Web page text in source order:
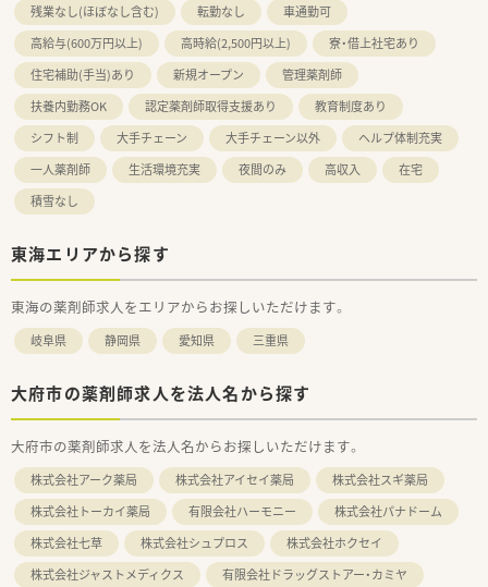
残業なし(ほぼなし含む)
転勤なし
車通勤可
高給与(600万円以上)
高時給(2,500円以上)
寮・借上社宅あり
住宅補助(手当)あり
新規オープン
管理薬剤師
扶養内勤務OK
認定薬剤師取得支援あり
教育制度あり
シフト制
大手チェーン 大手チェーン以外
ヘルプ体制充実
一人薬剤師
生活環境充実 夜間のみ 高収入
在宅
積雪なし
東海エリアから探す
東海の薬剤師求人をエリアからお探しいただけます。
岐阜県 静岡県 愛知県 三重県
大府市の薬剤師求人を法人名から探す
大府市の薬剤師求人を法人名からお探しいただけます。
株式会社アーク薬局 株式会社アイセイ薬局
株式会社スギ薬局
株式会社トーカイ薬局
有限会社ハーモニー
株式会社パナドーム
株式会社七草
株式会社シュプロス
株式会社ホクセイ
株式会社ジャストメディクス
有限会社ドラッグストアー・カミヤ